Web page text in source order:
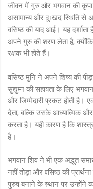
जीवन में गुरु और भगवान की कृपा
असामान्य और दुःखद स्थिति से
वसिष्ठ की याद आई। यह
अपने गुरु की शरण लेता है,
रक्षक भी होते हैं।
वसिष्ठ मुनि ने अपने शिष्य की
सुद्युम्न की सहायता के लिए
और जिम्मेदारी प्रकट होती है।
देता, बल्कि उसके आध्यात्मिक और
करता है। यही कारण है कि
है।
भगवान शिव ने भी एक अद्भुत
नहीं तोड़ा और वसिष्ठ की
पुरुष बनाने के स्थान पर उन्होंने